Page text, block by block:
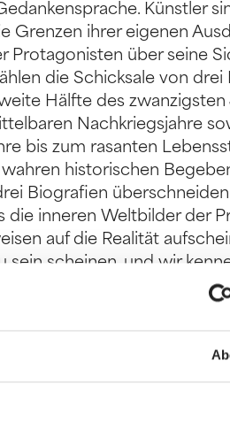
Künstler
Grenzen ihrer eigenen
Protagonisten über seine
die Schicksale von drei
Hälfte des
Nachkriegsjahre
bis zum rasanten
historischen
Biografien
die inneren Weltbilder der
auf die Realität
sein scheinen, und wir
Perspektiven und
Geist vorrangig von
Erwachen, emotionaler
wir die
wir mit diesen